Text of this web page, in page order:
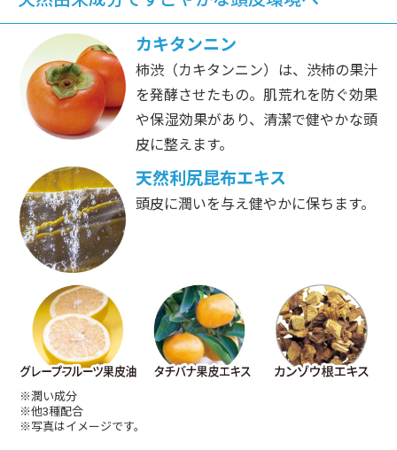
カキタンニン
柿渋（カキタンニン）は、渋柿の果汁
を発酵させたもの。肌荒れを防ぐ効果
や保湿効果があり、清潔で健やかな頭
皮に整えます。
天然利尻昆布エキス
頭皮に潤いを与え健やかに保ちます。
※潤い成分
※他3種配合
※写真はイメージです。